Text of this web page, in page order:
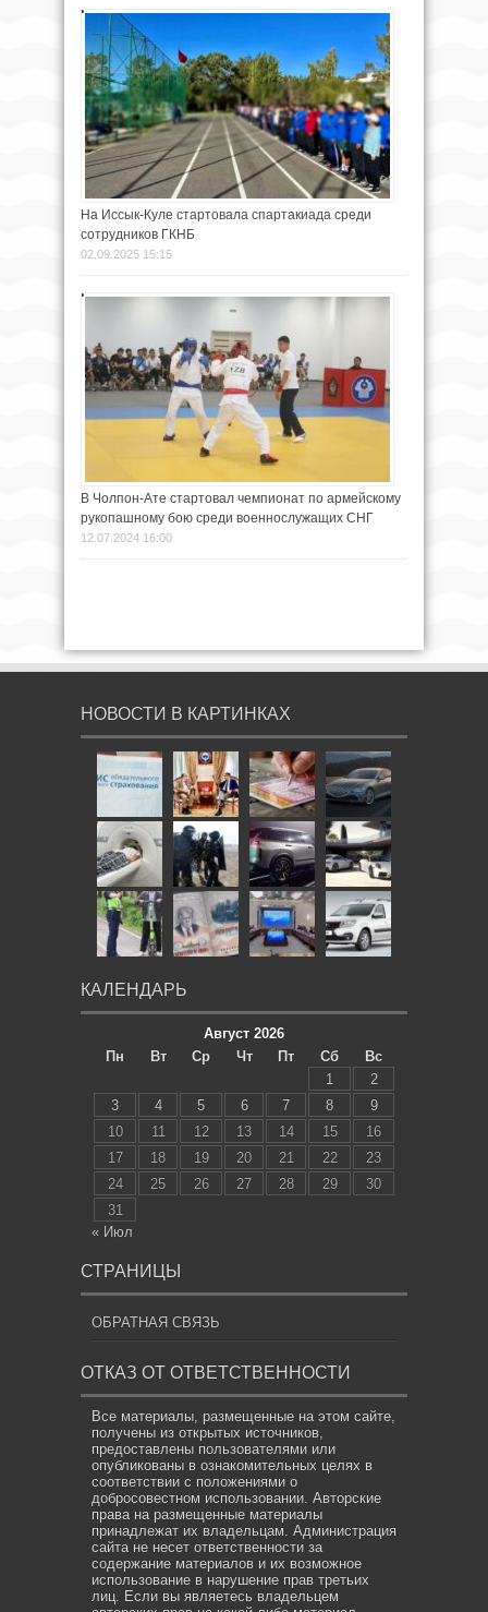
На Иссык-Куле стартовала спартакиада среди
сотрудников ГКНБ
02.09.2025 15:15
В Чолпон-Ате стартовал чемпионат по армейскому
рукопашному бою среди военнослужащих СНГ
12.07.2024 16:00
НОВОСТИ В КАРТИНКАХ
КАЛЕНДАРЬ
Август 2026
Пн
Вт Ср Чт Пт Сб
Вс
1
2
3
4 5 6 7 8
9
10
11 12 13 14 15
16
17
18 19 20 21 22
23
24
25 26 27 28 29
30
31
« Июл
СТРАНИЦЫ
ОБРАТНАЯ СВЯЗЬ
ОТКАЗ ОТ ОТВЕТСТВЕННОСТИ
Все материалы, размещенные на этом сайте,
получены из открытых источников,
предоставлены пользователями или
опубликованы в ознакомительных целях в
соответствии с положениями о
добросовестном использовании. Авторские
права на размещенные материалы
принадлежат их владельцам. Администрация
сайта не несет ответственности за
содержание материалов и их возможное
использование в нарушение прав третьих
лиц. Если вы являетесь владельцем